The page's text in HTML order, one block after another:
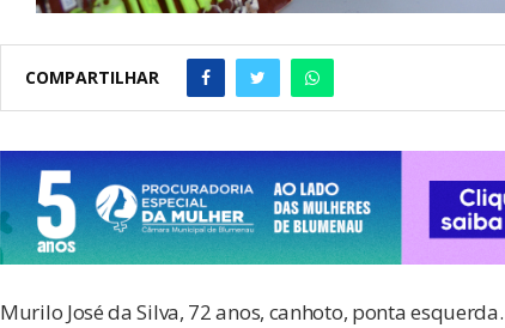
COMPARTILHAR
Murilo José da Silva, 72 anos, canhoto, ponta